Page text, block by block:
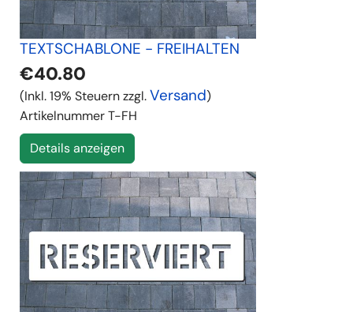
TEXTSCHABLONE - FREIHALTEN
€40.80
(Inkl. 19% Steuern zzgl.Versand)
ArtikelnummerT-FH
Details anzeigen